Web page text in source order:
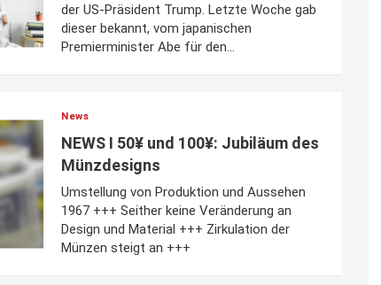
der US-Präsident Trump. Letzte Woche gab
dieser bekannt, vom japanischen
Premierminister Abe für den...
News
NEWS I 50¥ und 100¥: Jubiläum des
Münzdesigns
Umstellung von Produktion und Aussehen
1967 +++ Seither keine Veränderung an
Design und Material +++ Zirkulation der
Münzen steigt an +++